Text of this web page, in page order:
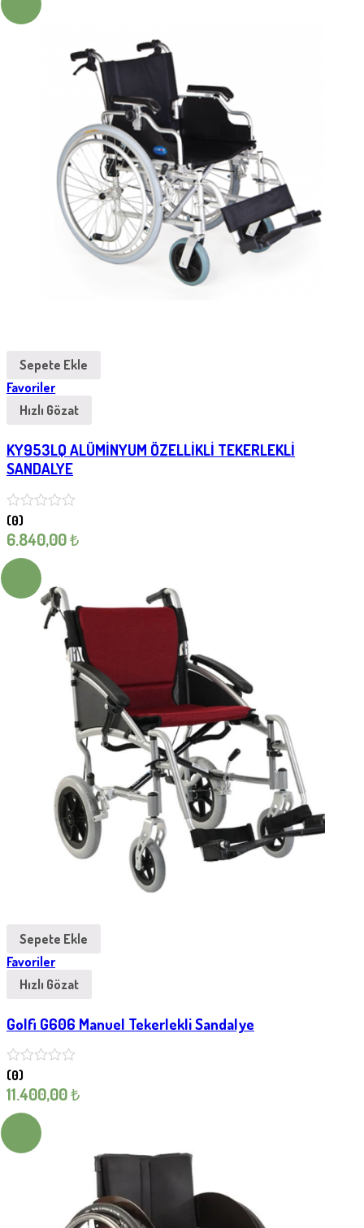
Sepete Ekle
Favoriler
Hızlı Gözat
KY953LQ ALÜMİNYUM ÖZELLİKLİ TEKERLEKLİ
SANDALYE
(0)
6.840,00₺
Sepete Ekle
Favoriler
Hızlı Gözat
Golfi G606 Manuel Tekerlekli Sandalye
(0)
11.400,00₺